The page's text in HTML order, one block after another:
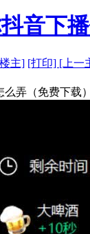
音下
主] [打印] [上一
弄（免费下载